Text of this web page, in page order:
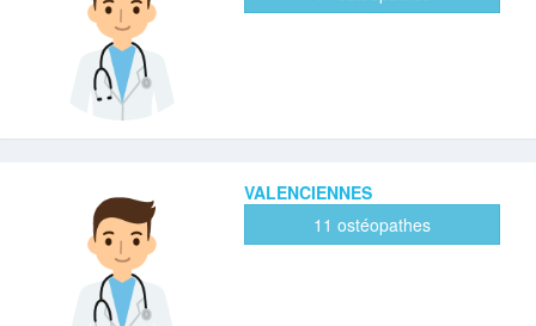
VALENCIENNES
11 ostéopathes